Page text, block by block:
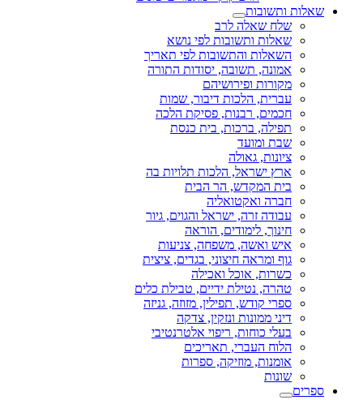
שאלות ותשובות
שלח שאלה לרב
שאלות ותשובות לפי נושא
השאלות והתשובות לפי תאריך
אמונה, תשובה, יסודות התורה
מקורות ופירושיהם
עברית, הלכות דיבור, שמות
חכמים, רבנות, פסיקת הלכה
תפילה, ברכות, בית כנסת
שבת ומועד
ציונות, גאולה
ארץ ישראל, הלכות תלויות בה
בית המקדש, הר הבית
חברה ואקטואליה
עבודה זרה, ישראל והגוים, גיור
חינוך, לימודים, הוראה
איש ואשה, משפחה, צניעות
גוף ומראה חיצוני, בגדים, ציצית
כשרות, אוכל ואכילה
טהרה, נטילת ידיים, טבילת כלים
ספרי קודש, תפילין, מזוזה, גניזה
דיני ממונות ונזקין, צדקה
בעלי כוחות, ריפוי אלטרנטיבי
הלוח העברי, תאריכים
אומנות, מוזיקה, ספרות
שונות
ספרים